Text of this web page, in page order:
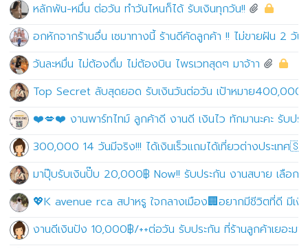
หลักพัน-หมื่น ต่อวัน ทำวันไหนก็ได้ รับเงินทุกวัน!!
อกหักจากร้านอื่น เซมาทางนี้ ร้านดีคัดลูกค้า !! ไม่ขายฝัน 2 วั
วันละหมื่น ไม่ต้องดื่ม ไม่ต้องบิน ไพรเวทสุดๆ มาจ้าา
Top Secret ลับสุดยอด รับเงินวันต่อวัน เป้าหมาย400,000
❤️💋❤️ งานพาร์ทไทม์ ลูกค้าดี งานดี เงินไว ทักมานะคะ รับ
300,000 14 วันมีจริง!!! ได้เงินเร็วเเถมได้เที่ยวต่างประเท
มาปุ๊บรับเงินปั๊บ 20,000฿ Now!! รับประกัน งานสบาย เลือ
💖K avenue rca สปาหรู ใจกลางเมือง🏢อยากมีชีวิตที่ดี มีเงิ
งานดีเงินปัง 10,000฿/++ต่อวัน รับประกัน ที่ร้านลูกค้าเยอะมา